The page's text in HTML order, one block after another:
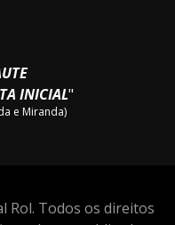
INICIAL"
e Miranda)
Rol. Todos os direitos